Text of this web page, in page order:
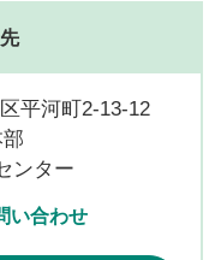
平河町2-13-12
ンター
い合わせ